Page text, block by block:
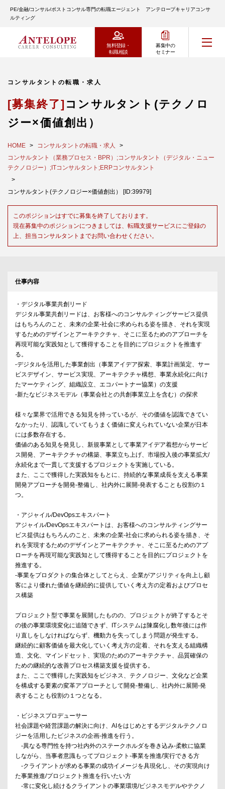
PE/金融/コンサル/ポストコンサル専門の転職エージェント アンテロープキャリアコンサ
ルティング
無料登録・
転職相談
募集中の
セミナー
コンサルタントの転職・求人
[募集終了] コンサルタント(テクノロ
ジー×価値創出）
HOME
コンサルタントの転職・求人
コンサルタント（業務プロセス・BPR）;コンサルタント（デジタル・ニュー
テクノロジー）;ITコンサルタント;ERPコンサルタント
コンサルタント(テクノロジー×価値創出） [ID:39979]
このポジションはすでに募集を終了しております。
現在募集中のポジションにつきましては、転職支援サービスにご登録の
上、担当コンサルタントまでお問い合わせください。
仕事内容
・デジタル事業共創リード
デジタル事業共創リードは、お客様へのコンサルティングサービス提供
はもちろんのこと、未来の企業-社会に求められる姿を描き、それを実現
するためのデザインとアーキテクチャ、そこに至るためのアプローチを
再現可能な実践知として獲得することを目的にプロジェクトを推進す
る。
-デジタルを活用した事業創出（事業アイデア探索、事業計画策定、サー
ビスデザイン、サービス実現、アーキテクチャ構想、事業永続化に向け
たマーケティング、組織設立、エコパートナー協業）の支援
-新たなビジネスモデル（事業会社との共創事業立上を含む）の探求
様々な業界で活用できる知見を持っているが、その価値を認識できてい
なかったり、認識していてもうまく価値に変えられていない企業が日本
には多数存在する。
価値のある知見を発見し、新規事業として事業アイデア着想からサービ
ス開発、アーキテクチャの構築、事業立ち上げ、市場投入後の事業拡大/
永続化まで一貫して支援するプロジェクトを実施している。
また、ここで獲得した実践知をもとに、持続的な事業成長を支える事業
開発アプローチを開発-整備し、社内外に展開-発表することも役割の１
つ。
・アジャイル/DevOpsエキスパート
アジャイル/DevOpsエキスパートは、お客様へのコンサルティングサー
ビス提供はもちろんのこと、未来の企業-社会に求められる姿を描き、そ
れを実現するためのデザインとアーキテクチャ、そこに至るためのアプ
ローチを再現可能な実践知として獲得することを目的にプロジェクトを
推進する。
-事業をプロダクトの集合体としてとらえ、企業がアジリティを向上し顧
客により優れた価値を継続的に提供していく考え方の定着およびプロセ
ス構築
プロジェクト型で事業を展開したものの、プロジェクトが終了するとそ
の後の事業環境変化に追随できず、ITシステムは陳腐化し数年後には作
り直しをしなければならず、機動力を失ってしまう問題が発生する。
継続的に顧客価値を最大化していく考え方の定着、それを支える組織構
造、文化、マインドセット、実現のためのアーキテクチャ、品質確保の
ための継続的な改善プロセス構築支援を提供する。
また、ここで獲得した実践知をビジネス、テクノロジー、文化など企業
を構成する要素の変革アプローチとして開発-整備し、社内外に展開-発
表することも役割の１つとなる。
・ビジネスプロデューサー
社会課題や経営課題の解決に向け、AIをはじめとするデジタルテクノロ
ジーを活用したビジネスの企画-推進を行う。
-異なる専門性を持つ社内外のステークホルダを巻き込み-柔軟に協業
しながら、当事者意識もってプロジェクト-事業を推進/実行できる方
-クライアントが求める事業の成功イメージを具現化し、その実現向け
た事業推進/プロジェクト推進を行いたい方
-常に変化し続けるクライアントの事業環境/ビジネスモデルやテクノ